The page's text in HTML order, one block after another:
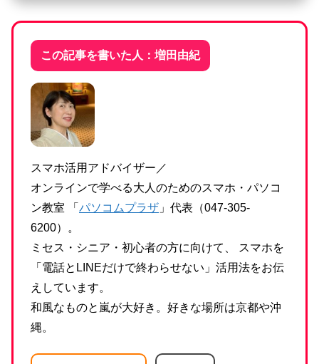
この記事を書いた人：増田由紀
スマホ活用アドバイザー／
オンラインで学べる大人のためのスマホ・パソコ
ン教室 「 パソコムプラザ 」代表（047-305-
6200）。
ミセス・シニア・初心者の方に向けて、 スマホを
「電話とLINEだけで終わらせない」活用法をお伝
えしています。
和風なものと嵐が大好き。好きな場所は京都や沖
縄。